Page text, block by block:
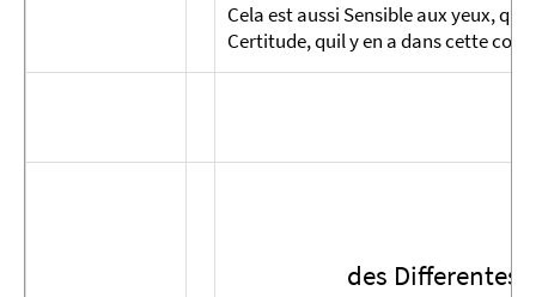
Cela est aussi Sensible aux yeux,
Certitude, quil y en a dans cette
des Differentes